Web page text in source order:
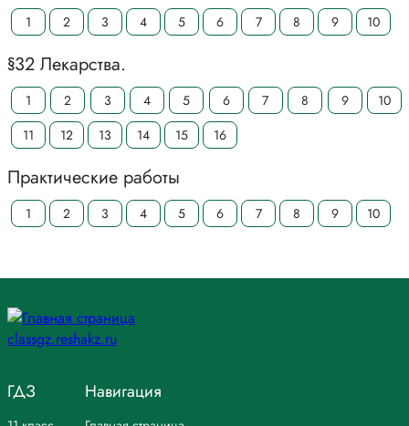
1 2 3 4 5 6 7 8 9 10
§32 Лекарства.
1 2 3 4 5 6 7 8 9
10
11
12 13 14 15 16
Практические работы
1 2 3 4 5 6 7 8 9 10
ГДЗ Навигация